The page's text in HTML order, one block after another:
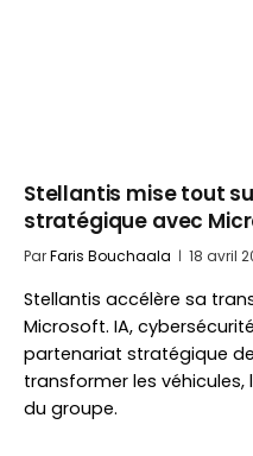
Stellantis mise tout
stratégique avec
ParFaris Bouchaala 18 avril
Stellantis accélère sa
Microsoft. IA,
partenariat stratégique
transformer les
du groupe.